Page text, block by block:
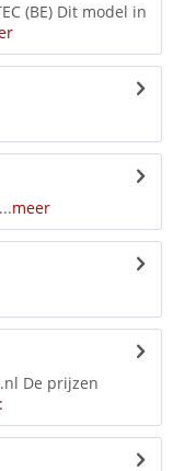
(BE) Dit model in
meer
De prijzen